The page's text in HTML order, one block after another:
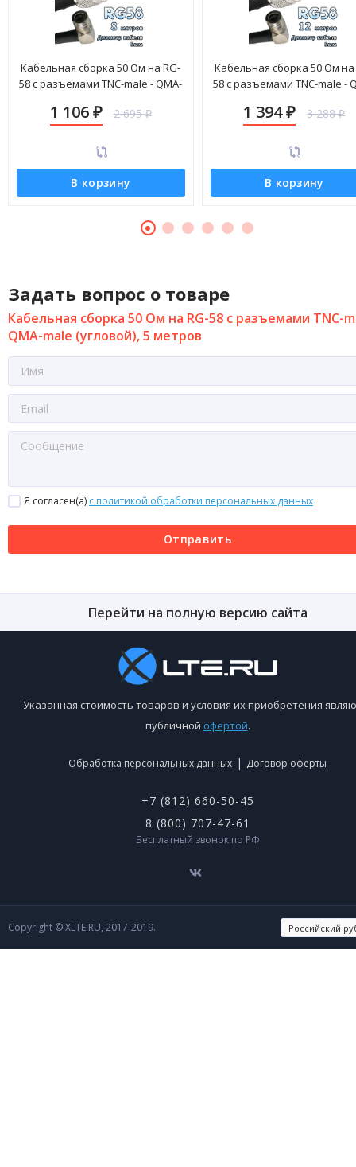
Кабельная сборка 50 Ом на RG-
58 с разъемами TNC-male - QMA-
1 106 ₽ 2 695₽
В корзину
Кабельная сборка 50 Ом на
58 с разъемами TNC-male -
1 394₽ 3 288₽
В корзину
Задать вопрос о товаре
Кабельная сборка 50 Ом на RG-58 с разъемами TNC-
QMA-male (угловой), 5 метров
Я согласен(a) с политикой обработки персональных данных
Отправить
Перейти на полную версию сайта
Указанная стоимость товаров и условия их приобретения
публичной офертой.
Обработка персональных данных | Договор оферты
+7 (812) 660-50-45
8 (800) 707-47-61
Бесплатный звонок по РФ
Copyright © XLTE.RU, 2017-2019.